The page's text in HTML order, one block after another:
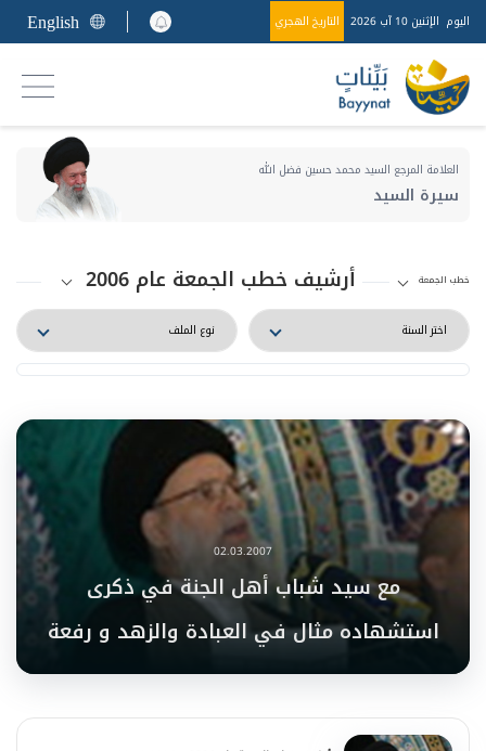
اليوم الإثنين 10 آب 2026 التاريخ الهجري English
العلامة المرجع السيد محمد حسين فضل الله
سيرة السيد
خطب الجمعة أرشيف خطب الجمعة عام 2006
02.03.2007
مع سيد شباب أهل الجنة في ذكرى
استشهاده مثال في العبادة والزهد و رفعة
المقام وشرف الموقع